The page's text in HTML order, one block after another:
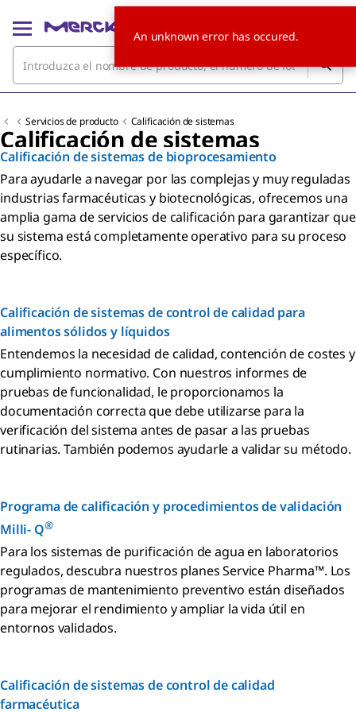
Servicios de producto Calificación de sistemas
Calificación de sistemas
Calificación de sistemas de bioprocesamiento
Para ayudarle a navegar por las complejas y muy reguladas
industrias farmacéuticas y biotecnológicas, ofrecemos una
amplia gama de servicios de calificación para garantizar que
su sistema está completamente operativo para su proceso
específico.
Calificación de sistemas de control de calidad para
alimentos sólidos y líquidos
Entendemos la necesidad de calidad, contención de costes y
cumplimiento normativo. Con nuestros informes de
pruebas de funcionalidad, le proporcionamos la
documentación correcta que debe utilizarse para la
verificación del sistema antes de pasar a las pruebas
rutinarias. También podemos ayudarle a validar su método.
Programa de calificación y procedimientos de validación
Milli- Q®
Para los sistemas de purificación de agua en laboratorios
regulados, descubra nuestros planes Service Pharma™. Los
programas de mantenimiento preventivo están diseñados
para mejorar el rendimiento y ampliar la vida útil en
entornos validados.
Calificación de sistemas de control de calidad
farmacéutica
An unknown error has occured.